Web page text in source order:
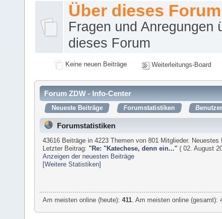
Über dieses Forum
Fragen und Anregungen
dieses Forum
Keine neuen Beiträge Weiterleitungs-Board
Forum ZDW - Info-Center
Neueste Beiträge Forumstatistiken
Forumstatistiken
43616 Beiträge in 4223 Themen von 801 Mitglieder.
Letzter Beitrag: "Re: "Katechese, denn ein..." ( 02. August
Anzeigen der neuesten Beiträge
[Weitere Statistiken]
Am meisten online (heute):411 . Am meisten online